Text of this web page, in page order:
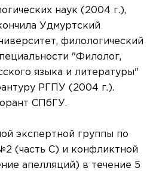
наук (2004 г.),
Удмуртский
филологический
"Филолог,
языка и литературы"
РГПУ (2004 г.).
СПбГУ.
экспертной группы по
(часть С) и конфликтной
апелляций) в течение 5